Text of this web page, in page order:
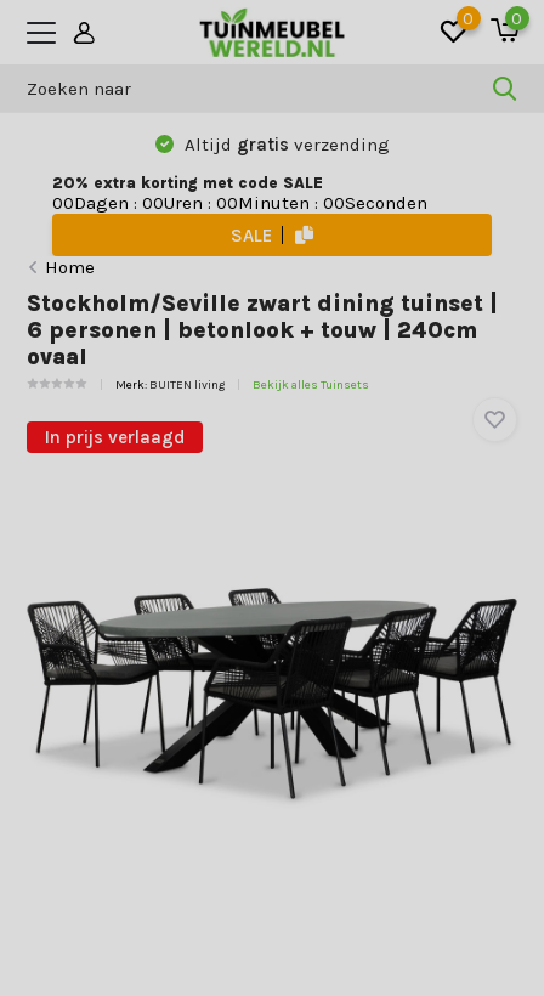
0 0
Altijd gratis verzending
20% extra korting met code SALE
00Dagen : 00Uren : 00Minuten : 00Seconden
SALE
Home
Stockholm/Seville zwart dining tuinset |
6 personen | betonlook + touw | 240cm
ovaal
Merk: BUITEN living Bekijk alles Tuinsets
In prijs verlaagd